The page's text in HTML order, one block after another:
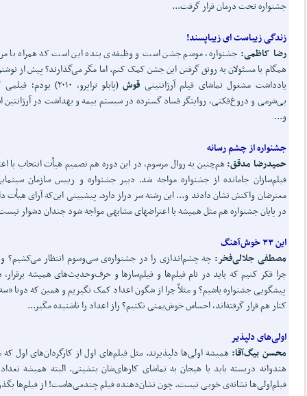
جشنواره تحت درمان قرار گرفت...
زندگی زیباست ای زیباپسند!
رضا کاظمی: جشنواره، موسم جشن است و وظیفه‌ی بنده این است که همراه با
همگام با مسئولان به رونق گرفتن این جشن کمک کنم. اما مگر می‌گذارند؟ پیش از
یادداشت مشغول تماشای فیلم آرژانتینی قوش
(پابلو تراپرو، ۲۰۱۰) بودم؛
بی‌شرمی و دروغ‌فکنی، روایتگر فساد گسترده در سیستم بیمه و بهداشت در
و...
جشنواره از چشم رسانه
حمیدرضا مدقق:هم‌چنین به روال مرسوم، در این دوره هم تصمیم هیأت انتخاب با
فیلم‌سازان جامانده از جشنواره مواجه شد. دبیر جشنواره و رییس سازمان
معترضان واکنش نشان دادند و... این رشته سر دراز دارد. پیش­بینی این‌که آرای هیأت
در پایان جشنواره هم مثل همیشه با اعتراض­های مشابهی مواجه شود چندان دشوار
این ۳۳ خوش
آهنگ
مصطفی جلالی‏‌فخر: چه چشم‌‏اندازی را در جشنواره‌ی سی‏‌و‏سوم انتظار
چرا فکر کنیم که باید در نام فیلم‏‌ها و فیلم‏‌سازها و حرف‌و‌حدیث‏‌های همیشه برقرار،
پیشگویی جشنواره باشیم؟ و مثلاً چرا از شگون اعداد کمک نگیریم و همین که دوتا
کنار هم قرار گرفته‏‌اند، احساس خوش‌یمنی نکنیم؟ راز اعداد را ناشنیده مگیر...
اولیهای دلپذیر
محسن بیگآقا: همیشه اولی‌ها دلپذیرند. مثل فیلم‌های اول از کارگردان‌های اول که
هندوانه دربسته باید با هیجان به تماشای کارهای‌شان بنشینی. البته همیشه
فیلم‌اولی‌ها نشانه‌ی خوبی نیست. چون نشان‌دهنده فیلم چندمی‌هاست! از فیلم‌ها